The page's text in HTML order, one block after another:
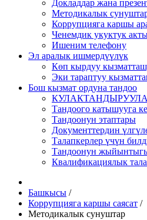
Докладдар жана
Методикалык
Коррупцияга каршы
Ченемдик укуктук
Ишеним телефону
Эл аралык ишмердүүлүк
Көп кырдуу
Эки тараптуу
Бош кызмат ордуна тандоо
Тандоого катышууга
Тандоонун этаптары
Документтердин
Талапкерлер үчүн
Тандоонун
Квалификациялык
Башкысы /
Коррупцияга каршы саясат /
Методикалык сунуштар